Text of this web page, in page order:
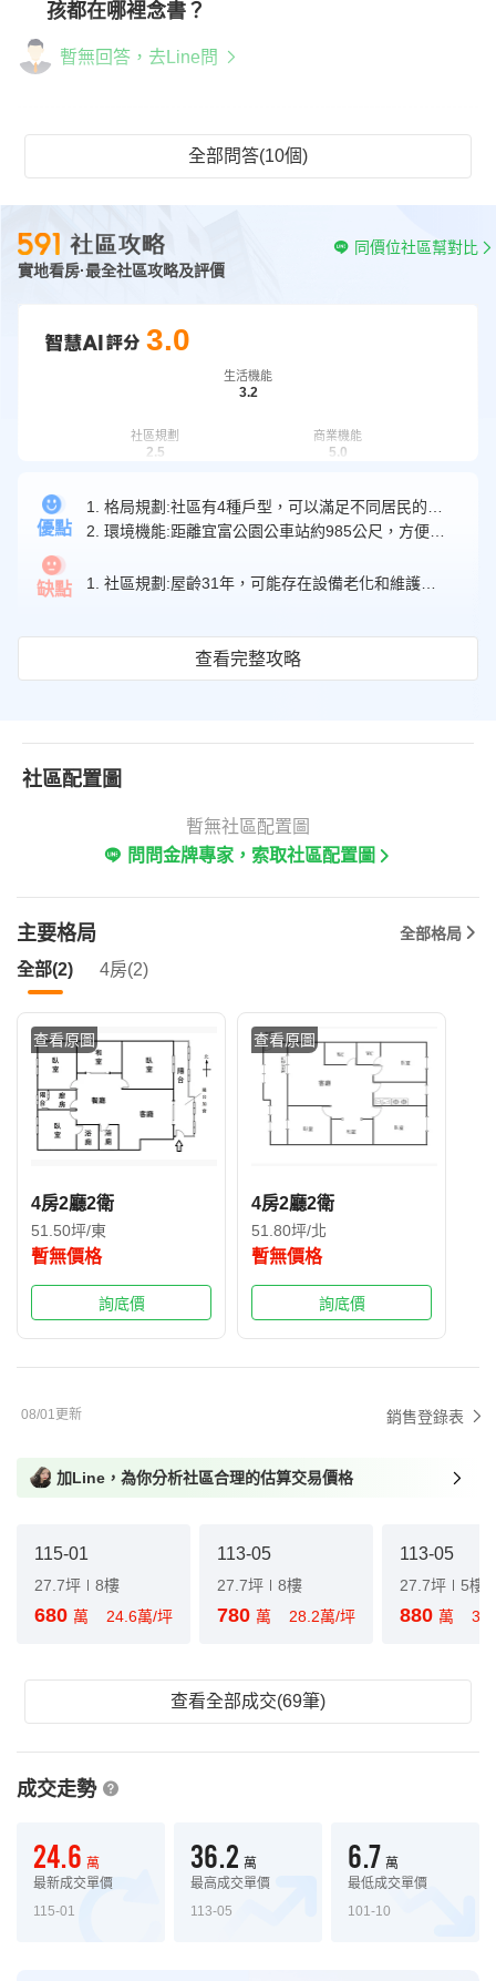
孩都在哪裡念書？
暫無回答，去Line問
全部問答(10個)
實地看房·最全社區攻略及評價
同價位社區幫對比
優點
缺點
3.0
生活機能
3.2
商業機能
5.0
格局規劃
交通機能
2.2
社區規劃
2.5
查看完整攻略
社區配置圖
暫無社區配置圖
問問金牌專家，索取社區配置圖
主要格局 全部格局
全部(2) 4房(2)
查看原圖
4房2廳2衛
51.50坪/東
暫無價格
詢底價
查看原圖
4房2廳2衛
51.80坪/北
暫無價格
詢底價
08/01更新 銷售登錄表
加Line，為你分析社區合理的估算交易價格
115-01
27.7坪 8樓
680 萬 24.6萬/坪
113-05
27.7坪 8樓
780 萬 28.2萬/坪
113-05
27.7坪 5樓
880 萬
查看全部成交(69筆)
成交走勢
24.6 萬
最新成交單價
115-01
36.2 萬
最高成交單價
113-05
6.7 萬
最低成交單價
101-10